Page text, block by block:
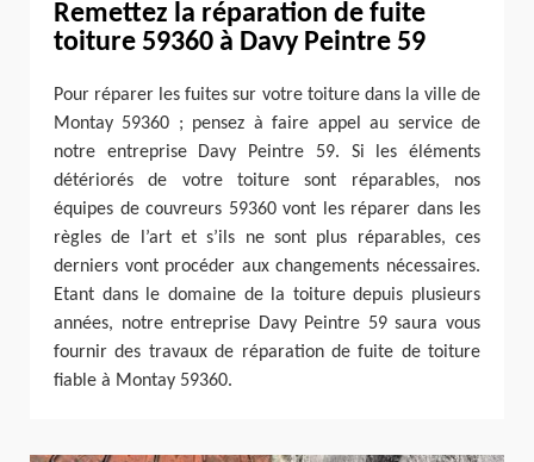
Remettez la réparation de fuite
toiture 59360 à Davy Peintre 59
Pour réparer les fuites sur votre toiture dans la ville de
Montay 59360 ; pensez à faire appel au service de
notre entreprise Davy Peintre 59. Si les éléments
détériorés de votre toiture sont réparables, nos
équipes de couvreurs 59360 vont les réparer dans les
règles de l’art et s’ils ne sont plus réparables, ces
derniers vont procéder aux changements nécessaires.
Etant dans le domaine de la toiture depuis plusieurs
années, notre entreprise Davy Peintre 59 saura vous
fournir des travaux de réparation de fuite de toiture
fiable à Montay 59360.